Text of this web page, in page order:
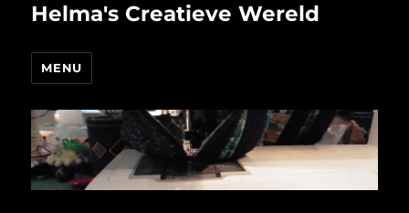
Helma's Creatieve Wereld
MENU